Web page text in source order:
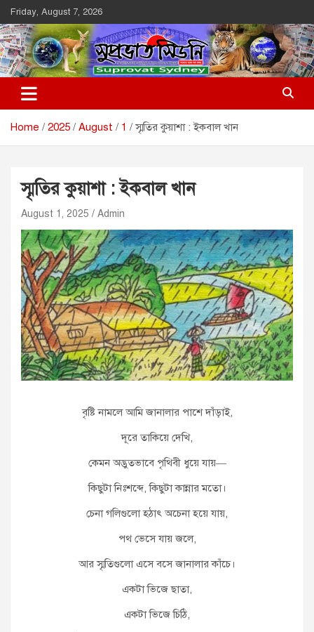
Skip
to
content
Friday, August 7, 2026
Suprovat Sydney
The Leading Bangladesh Community Newspaper In Australia
Home 2025 August 1 স্মৃতির কুয়াশা : ইকবাল খান
স্মৃতির কুয়াশা : ইকবাল খান
August 1, 2025 Admin
বৃষ্টি নামলে আমি জানালার পাশে দাঁড়াই,
দূরে তাকিয়ে দেখি,
কেমন অদ্ভুতভাবে পৃথিবী ধুয়ে যায়—
কিছুটা নিঃশব্দে, কিছুটা কান্নার মতো।
চেনা গলিগুলো হঠাৎ অচেনা হয়ে যায়,
পথ ভেসে যায় জলে,
আর স্মৃতিগুলো এসে বসে জানালার কাঁচে।
একটা ভিজে ছাতা,
একটা ভিজে চিঠি,